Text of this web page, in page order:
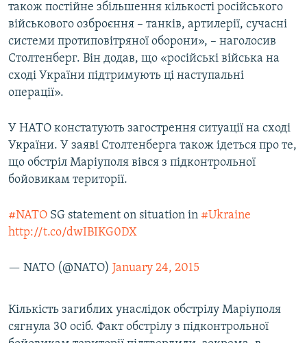
також постійне збільшення кількості російського
військового озброєння – танків, артилерії, сучасні
системи протиповітряної оборони», – наголосив
Столтенберг. Він додав, що «російські війська на
сході України підтримують ці наступальні
операції».
У НАТО констатують загострення ситуації на сході
України. У заяві Столтенберга також ідеться про те,
що обстріл Маріуполя вівся з підконтрольної
бойовикам території.
#NATO SG statement on situation in #Ukraine
http://t.co/dwIBIKG0DX
— NATO (@NATO) January 24, 2015
Кількість загиблих унаслідок обстрілу Маріуполя
сягнула 30 осіб. Факт обстрілу з підконтрольної